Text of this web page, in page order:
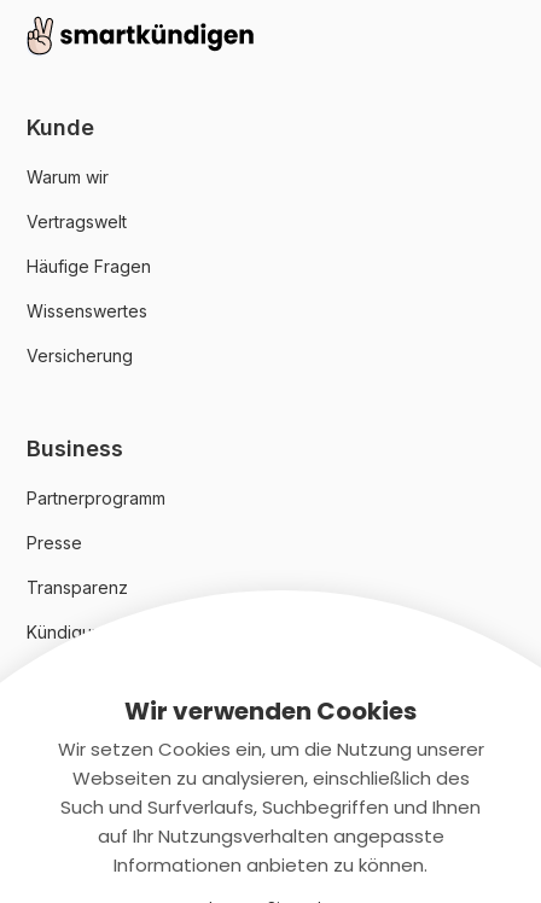
Kunde
Warum wir
Vertragswelt
Häufige Fragen
Wissenswertes
Versicherung
Business
Partnerprogramm
Presse
Transparenz
Kündigungsindex 2024
Rechtliches
Datenschutz
Wir verwenden Cookies
Wir setzen Cookies ein, um die Nutzung unserer
Webseiten zu analysieren, einschließlich des
Such und Surfverlaufs, Suchbegriffen und Ihnen
auf Ihr Nutzungsverhalten angepasste
Informationen anbieten zu können.